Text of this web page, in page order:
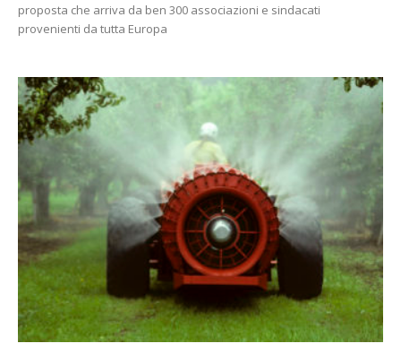
proposta che arriva da ben 300 associazioni e sindacati
provenienti da tutta Europa